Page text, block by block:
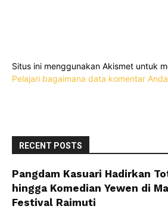
Situs ini menggunakan Akismet untuk
Pelajari bagaimana data komentar
RECENT POSTS
Pangdam Kasuari Hadirkan
hingga Komedian Yewen di
Festival Raimuti